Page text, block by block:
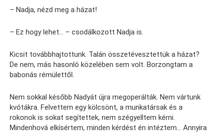
– Nadja, nézd meg a házat!
– Ez hogy lehet… – csodálkozott Nadja is.
Kicsit továbbhajtottunk. Talán összetévesztettük a házat?
De nem, más hasonló közelében sem volt. Borzongtam a
babonás rémülettől.
Nem sokkal később Nadyát újra megoperálták. Nem vártunk
kvótákra. Felvettem egy kölcsönt, a munkatársak és a
rokonok is sokat segítettek, nem szégyelltem kérni.
Mindenhová elkísértem, minden kérdést én intéztem… Annyira